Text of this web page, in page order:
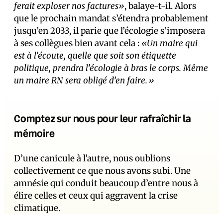
ferait exploser nos factures», balaye-t-il. Alors
que le prochain mandat s’étendra probablement
jusqu’en 2033, il parie que l’écologie s’imposera
à ses collègues bien avant cela : «Un maire qui
est à l’écoute, quelle que soit son étiquette
politique, prendra l’écologie à bras le corps. Même
un maire RN sera obligé d’en faire.»
Comptez sur nous pour leur rafraîchir la
mémoire
D’une canicule à l’autre, nous oublions
collectivement ce que nous avons subi. Une
amnésie qui conduit beaucoup d’entre nous à
élire celles et ceux qui aggravent la crise
climatique.